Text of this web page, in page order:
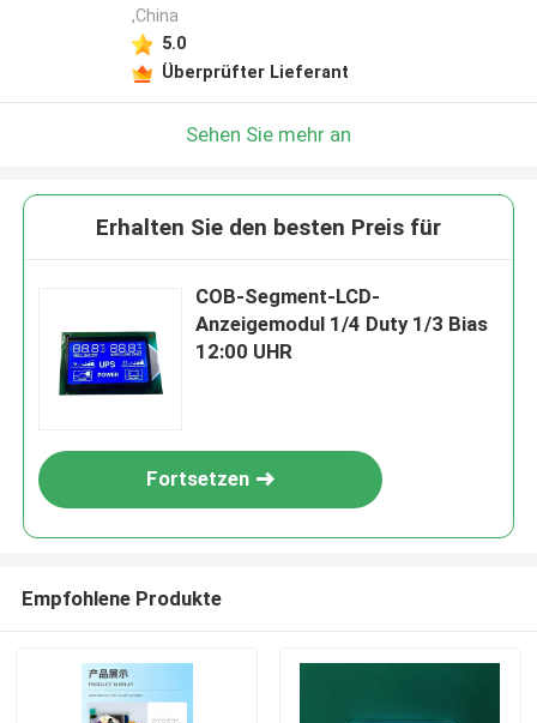
,China
5.0
Überprüfter Lieferant
Sehen Sie mehr an
Erhalten Sie den besten Preis für
COB-Segment-LCD-
Anzeigemodul 1/4 Duty 1/3 Bias
12:00 UHR
Fortsetzen
Empfohlene Produkte